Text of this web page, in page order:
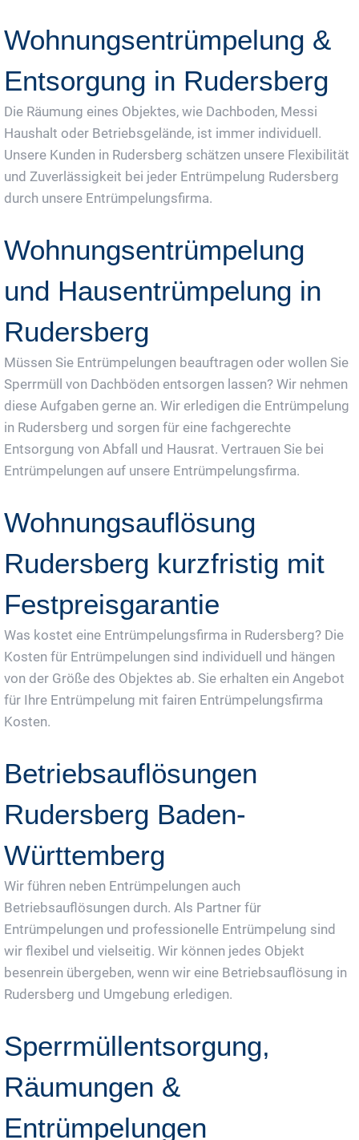
Wohnungsentrümpelung &
Entsorgung in Rudersberg
Die Räumung eines Objektes, wie Dachboden, Messi
Haushalt oder Betriebsgelände, ist immer individuell.
Unsere Kunden in Rudersberg schätzen unsere Flexibilität
und Zuverlässigkeit bei jeder Entrümpelung Rudersberg
durch unsere Entrümpelungsfirma.
Wohnungsentrümpelung
und Hausentrümpelung in
Rudersberg
Müssen Sie Entrümpelungen beauftragen oder wollen Sie
Sperrmüll von Dachböden entsorgen lassen? Wir nehmen
diese Aufgaben gerne an. Wir erledigen die Entrümpelung
in Rudersberg und sorgen für eine fachgerechte
Entsorgung von Abfall und Hausrat. Vertrauen Sie bei
Entrümpelungen auf unsere Entrümpelungsfirma.
Wohnungsauflösung
Rudersberg kurzfristig mit
Festpreisgarantie
Was kostet eine Entrümpelungsfirma in Rudersberg? Die
Kosten für Entrümpelungen sind individuell und hängen
von der Größe des Objektes ab. Sie erhalten ein Angebot
für Ihre Entrümpelung mit fairen Entrümpelungsfirma
Kosten.
Betriebsauflösungen
Rudersberg Baden-
Württemberg
Wir führen neben Entrümpelungen auch
Betriebsauflösungen durch. Als Partner für
Entrümpelungen und professionelle Entrümpelung sind
wir flexibel und vielseitig. Wir können jedes Objekt
besenrein übergeben, wenn wir eine Betriebsauflösung in
Rudersberg und Umgebung erledigen.
Sperrmüllentsorgung,
Räumungen &
Entrümpelungen